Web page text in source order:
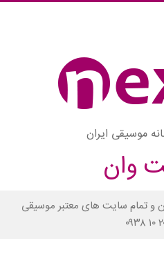
موسیقی ایران
وان
تمام سایت های معتبر موسیقی
۲۰ ۶۹۲